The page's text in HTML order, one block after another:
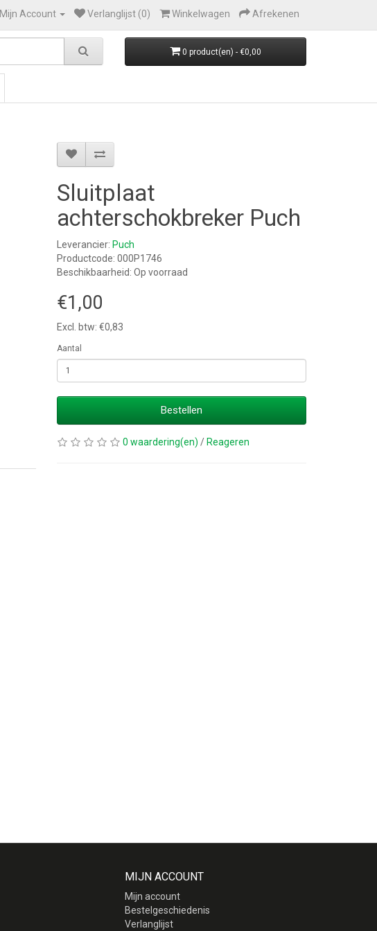
Mijn Account Verlanglijst (0) Winkelwagen Afrekenen
0 product(en) - €0,00
Sluitplaat
achterschokbreker Puch
Leverancier: Puch
Productcode: 000P1746
Beschikbaarheid: Op voorraad
€1,00
Excl. btw: €0,83
Aantal
Bestellen
0 waardering(en) / Reageren
MIJN ACCOUNT
Mijn account
Bestelgeschiedenis
Verlanglijst